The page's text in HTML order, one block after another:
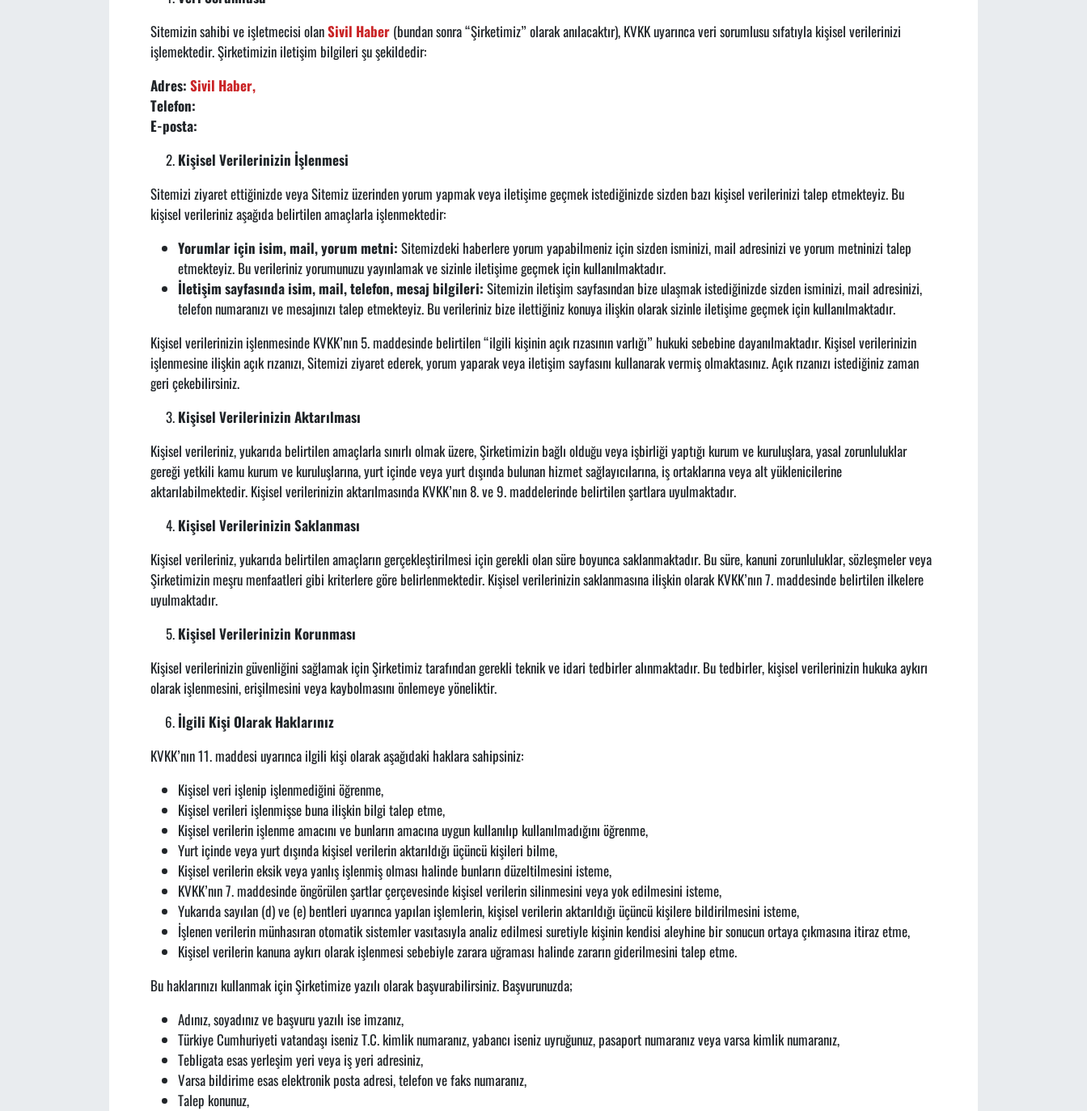
Sitemizin sahibi ve işletmecisi olanSivil Haber(bundan sonra “Şirketimiz” olarak anılacaktır), KVKK uyarınca veri sorumlusu sıfatıyla kişisel verilerinizi
işlemektedir. Şirketimizin iletişim bilgileri şu şekildedir:
Adres: Sivil Haber,
Telefon:
E-posta:
Kişisel Verilerinizin İşlenmesi
Sitemizi ziyaret ettiğinizde veya Sitemiz üzerinden yorum yapmak veya iletişime geçmek istediğinizde sizden bazı kişisel verilerinizi talep etmekteyiz. Bu
kişisel verileriniz aşağıda belirtilen amaçlarla işlenmektedir:
Yorumlar için isim, mail, yorum metni: Sitemizdeki haberlere yorum yapabilmeniz için sizden isminizi, mail adresinizi ve yorum metninizi talep
etmekteyiz. Bu verileriniz yorumunuzu yayınlamak ve sizinle iletişime geçmek için kullanılmaktadır.
İletişim sayfasında isim, mail, telefon, mesaj bilgileri: Sitemizin iletişim sayfasından bize ulaşmak istediğinizde sizden isminizi, mail adresinizi,
telefon numaranızı ve mesajınızı talep etmekteyiz. Bu verileriniz bize ilettiğiniz konuya ilişkin olarak sizinle iletişime geçmek için kullanılmaktadır.
Kişisel verilerinizin işlenmesinde KVKK’nın 5. maddesinde belirtilen “ilgili kişinin açık rızasının varlığı” hukuki sebebine dayanılmaktadır. Kişisel verilerinizin
işlenmesine ilişkin açık rızanızı, Sitemizi ziyaret ederek, yorum yaparak veya iletişim sayfasını kullanarak vermiş olmaktasınız. Açık rızanızı istediğiniz zaman
geri çekebilirsiniz.
Kişisel Verilerinizin Aktarılması
Kişisel verileriniz, yukarıda belirtilen amaçlarla sınırlı olmak üzere, Şirketimizin bağlı olduğu veya işbirliği yaptığı kurum ve kuruluşlara, yasal zorunluluklar
gereği yetkili kamu kurum ve kuruluşlarına, yurt içinde veya yurt dışında bulunan hizmet sağlayıcılarına, iş ortaklarına veya alt yüklenicilerine
aktarılabilmektedir. Kişisel verilerinizin aktarılmasında KVKK’nın 8. ve 9. maddelerinde belirtilen şartlara uyulmaktadır.
Kişisel Verilerinizin Saklanması
Kişisel verileriniz, yukarıda belirtilen amaçların gerçekleştirilmesi için gerekli olan süre boyunca saklanmaktadır. Bu süre, kanuni zorunluluklar, sözleşmeler veya
Şirketimizin meşru menfaatleri gibi kriterlere göre belirlenmektedir. Kişisel verilerinizin saklanmasına ilişkin olarak KVKK’nın 7. maddesinde belirtilen ilkelere
uyulmaktadır.
Kişisel Verilerinizin Korunması
Kişisel verilerinizin güvenliğini sağlamak için Şirketimiz tarafından gerekli teknik ve idari tedbirler alınmaktadır. Bu tedbirler, kişisel verilerinizin hukuka aykırı
olarak işlenmesini, erişilmesini veya kaybolmasını önlemeye yöneliktir.
İlgili Kişi Olarak Haklarınız
KVKK’nın 11. maddesi uyarınca ilgili kişi olarak aşağıdaki haklara sahipsiniz:
Kişisel veri işlenip işlenmediğini öğrenme,
Kişisel verileri işlenmişse buna ilişkin bilgi talep etme,
Kişisel verilerin işlenme amacını ve bunların amacına uygun kullanılıp kullanılmadığını öğrenme,
Yurt içinde veya yurt dışında kişisel verilerin aktarıldığı üçüncü kişileri bilme,
Kişisel verilerin eksik veya yanlış işlenmiş olması halinde bunların düzeltilmesini isteme,
KVKK’nın 7. maddesinde öngörülen şartlar çerçevesinde kişisel verilerin silinmesini veya yok edilmesini isteme,
Yukarıda sayılan (d) ve (e) bentleri uyarınca yapılan işlemlerin, kişisel verilerin aktarıldığı üçüncü kişilere bildirilmesini isteme,
İşlenen verilerin münhasıran otomatik sistemler vasıtasıyla analiz edilmesi suretiyle kişinin kendisi aleyhine bir sonucun ortaya çıkmasına itiraz etme,
Kişisel verilerin kanuna aykırı olarak işlenmesi sebebiyle zarara uğraması halinde zararın giderilmesini talep etme.
Bu haklarınızı kullanmak için Şirketimize yazılı olarak başvurabilirsiniz. Başvurunuzda;
Adınız, soyadınız ve başvuru yazılı ise imzanız,
Türkiye Cumhuriyeti vatandaşı iseniz T.C. kimlik numaranız, yabancı iseniz uyruğunuz, pasaport numaranız veya varsa kimlik numaranız,
Tebligata esas yerleşim yeri veya iş yeri adresiniz,
Varsa bildirime esas elektronik posta adresi, telefon ve faks numaranız,
Talep konunuz,